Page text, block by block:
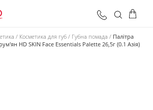
Косметика для губ Губна помада
Палітра
HD SKIN Face Essentials Palette 26,5г (0.1 Азія)